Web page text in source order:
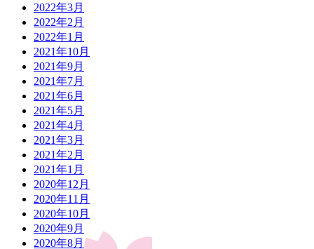
2022年3月
2022年2月
2022年1月
2021年10月
2021年9月
2021年7月
2021年6月
2021年5月
2021年4月
2021年3月
2021年2月
2021年1月
2020年12月
2020年11月
2020年10月
2020年9月
2020年8月